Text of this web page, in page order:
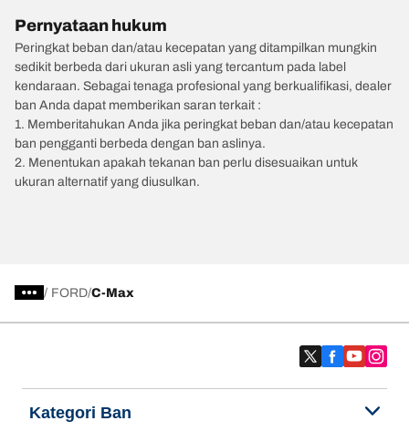
Pernyataan hukum
Peringkat beban dan/atau kecepatan yang ditampilkan mungkin
sedikit berbeda dari ukuran asli yang tercantum pada label
kendaraan. Sebagai tenaga profesional yang berkualifikasi, dealer
ban Anda dapat memberikan saran terkait :
1. Memberitahukan Anda jika peringkat beban dan/atau kecepatan
ban pengganti berbeda dengan ban aslinya.
2. Menentukan apakah tekanan ban perlu disesuaikan untuk
ukuran alternatif yang diusulkan.
/ FORD C-Max
Kategori Ban